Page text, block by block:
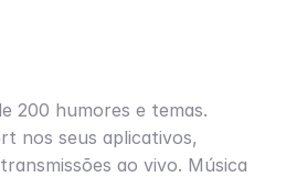
200 humores e temas.
nos seus aplicativos,
ao vivo. Música